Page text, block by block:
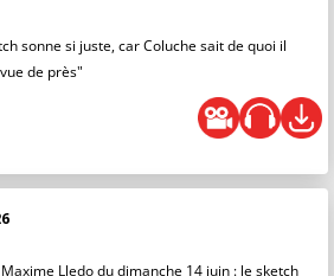
sonne si juste, car Coluche sait de quoi il
de près"
Lledo du dimanche 14 juin : le sketch